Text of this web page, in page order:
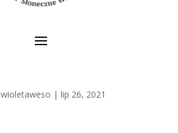
wioletaweso | lip 26, 2021